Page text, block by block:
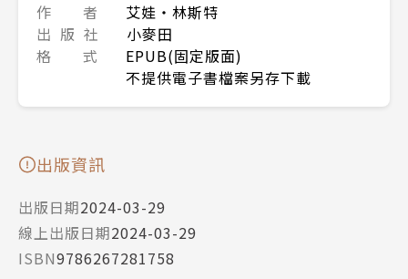
作 者
艾娃‧林斯特
出 版 社
小麥田
格 式
EPUB(固定版面)
不提供電子書檔案另存下載
出版資訊
出版日期2024-03-29
線上出版日期2024-03-29
ISBN9786267281758